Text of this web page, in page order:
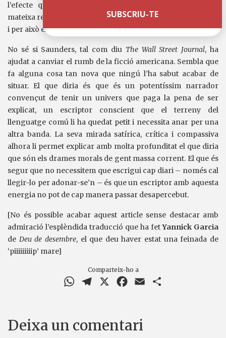
l’efecte que Saunders té amb els seus personatges la
mateixa relació que amb el seu país: sap que són imperfectes
i per això els compadeix, els ridiculitza però els estima.
No sé si Saunders, tal com diu The Wall Street Journal, ha
ajudat a canviar el rumb de la ficció americana. Sembla que
fa alguna cosa tan nova que ningú l’ha sabut acabar de
situar. El que diria és que és un potentíssim narrador
convençut de tenir un univers que paga la pena de ser
explicat, un escriptor conscient que el terreny del
llenguatge comú li ha quedat petit i necessita anar per una
altra banda. La seva mirada satírica, crítica i compassiva
alhora li permet explicar amb molta profunditat el que diria
que són els drames morals de gent massa corrent. El que és
segur que no necessitem que escrigui cap diari – només cal
llegir-lo per adonar-se’n – és que un escriptor amb aquesta
energia no pot de cap manera passar desapercebut.
[No és possible acabar aquest article sense destacar amb
admiració l’esplèndida traducció que ha fetYannick Garcia
de Deu de desembre, el que deu haver estat una feinada de
‘piiiiiiiiip’ mare]
Comparteix-ho a
WhatsAppTelegram Facebook
Email
Deixa un comentari